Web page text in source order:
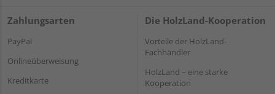
Zahlungsarten
PayPal
Onlineüberweisung
Kreditkarte
Die HolzLand-Kooperation
Vorteile der HolzLand-
Fachhändler
HolzLand – eine starke
Kooperation